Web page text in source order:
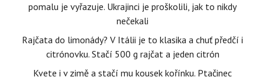
pomalu je vyřazuje. Ukrajinci je proškolili, jak to nikdy
nečekali
Rajčata do limonády? V Itálii je to klasika a chuť předčí i
citrónovku. Stačí 500 g rajčat a jeden citrón
Kvete i v zimě a stačí mu kousek kořínku. Ptačinec